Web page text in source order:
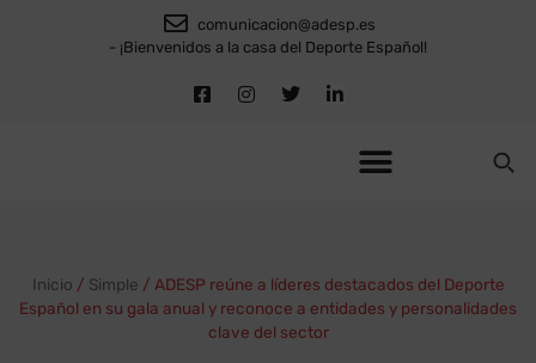
comunicacion@adesp.es
- ¡Bienvenidos a la casa del Deporte Español!
Inicio / Simple / ADESP reúne a líderes destacados del Deporte
Español en su gala anual y reconoce a entidades y personalidades
clave del sector